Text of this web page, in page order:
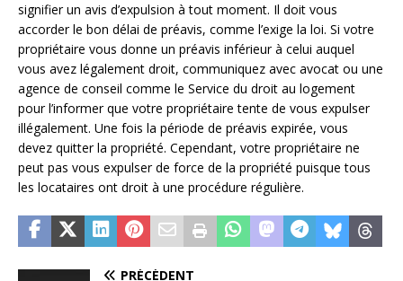
signifier un avis d’expulsion à tout moment. Il doit vous
accorder le bon délai de préavis, comme l’exige la loi. Si votre
propriétaire vous donne un préavis inférieur à celui auquel
vous avez légalement droit, communiquez avec avocat ou une
agence de conseil comme le Service du droit au logement
pour l’informer que votre propriétaire tente de vous expulser
illégalement. Une fois la période de préavis expirée, vous
devez quitter la propriété. Cependant, votre propriétaire ne
peut pas vous expulser de force de la propriété puisque tous
les locataires ont droit à une procédure régulière.
PRÉCÉDENT